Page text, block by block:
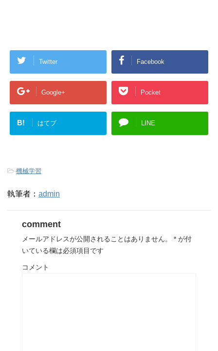
Twitter Facebook
Google+ Pocket
B! はてブ LINE
-機械学習
執筆者： admin
comment
メールアドレスが公開されることはありません。 * が付
いている欄は必須項目です
コメント